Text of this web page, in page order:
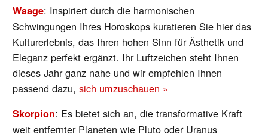
Waage: Inspiriert durch die harmonischen
Schwingungen Ihres Horoskops kuratieren Sie hier das
Kulturerlebnis, das Ihren hohen Sinn für Ästhetik und
Eleganz perfekt ergänzt. Ihr Luftzeichen steht Ihnen
dieses Jahr ganz nahe und wir empfehlen Ihnen
passend dazu,sich umzuschauen »
Skorpion: Es bietet sich an, die transformative Kraft
weit entfernter Planeten wie Pluto oder Uranus